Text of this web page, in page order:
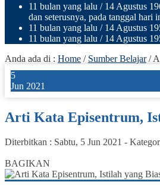
11 bulan yang lalu / 14 Agustus
dan seterusnya, pada tanggal hari
11 bulan yang lalu / 14 Agustus
11 bulan yang lalu / 14 Agustus
Anda ada di : Home / Sumber Belajar/
5
Jun 2021
Arti Kata Episentrum,
Diterbitkan : Sabtu, 5 Jun 2021 -
BAGIKAN